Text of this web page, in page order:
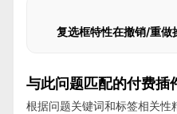
复选框特性在撤销/重做
与此问题匹配的付费插
根据问题关键词和标签相关性